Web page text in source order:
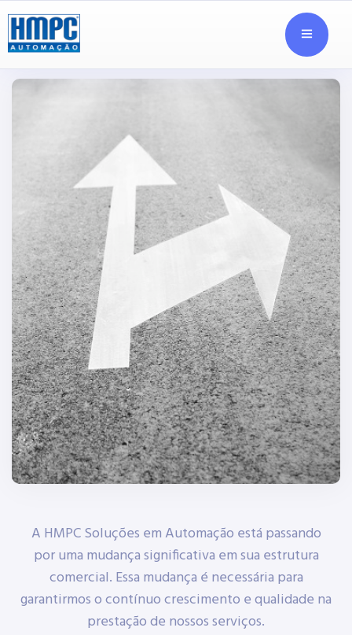
A HMPC Soluções em Automação está passando
por uma mudança significativa em sua estrutura
comercial. Essa mudança é necessária para
garantirmos o contínuo crescimento e qualidade na
prestação de nossos serviços.